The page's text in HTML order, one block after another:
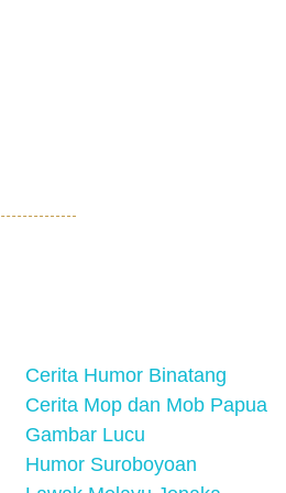
Cerita Humor Binatang
Cerita Mop dan Mob Papua
Gambar Lucu
Humor Suroboyoan